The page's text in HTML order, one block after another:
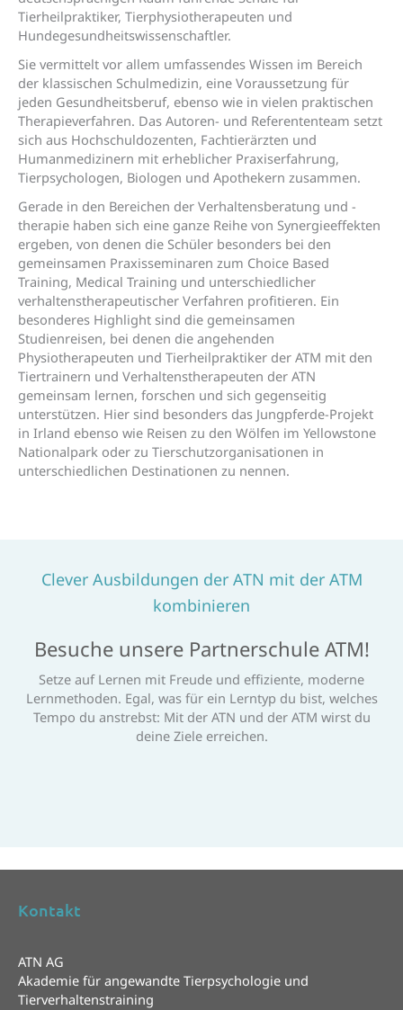
Tierheilpraktiker, Tierphysiotherapeuten und
Hundegesundheitswissenschaftler.
Sie vermittelt vor allem umfassendes Wissen im Bereich
der klassischen Schulmedizin, eine Voraussetzung für
jeden Gesundheitsberuf, ebenso wie in vielen praktischen
Therapieverfahren. Das Autoren- und Referententeam setzt
sich aus Hochschuldozenten, Fachtierärzten und
Humanmedizinern mit erheblicher Praxiserfahrung,
Tierpsychologen, Biologen und Apothekern zusammen.
Gerade in den Bereichen der Verhaltensberatung und -
therapie haben sich eine ganze Reihe von Synergieeffekten
ergeben, von denen die Schüler besonders bei den
gemeinsamen Praxisseminaren zum Choice Based
Training, Medical Training und unterschiedlicher
verhaltenstherapeutischer Verfahren profitieren. Ein
besonderes Highlight sind die gemeinsamen
Studienreisen, bei denen die angehenden
Physiotherapeuten und Tierheilpraktiker der ATM mit den
Tiertrainern und Verhaltenstherapeuten der ATN
gemeinsam lernen, forschen und sich gegenseitig
unterstützen. Hier sind besonders das Jungpferde-Projekt
in Irland ebenso wie Reisen zu den Wölfen im Yellowstone
Nationalpark oder zu Tierschutzorganisationen in
unterschiedlichen Destinationen zu nennen.
Clever Ausbildungen der ATN mit der ATM
kombinieren
Besuche unsere Partnerschule ATM!
Setze auf Lernen mit Freude und effiziente, moderne
Lernmethoden. Egal, was für ein Lerntyp du bist, welches
Tempo du anstrebst: Mit der ATN und der ATM wirst du
deine Ziele erreichen.
Kontakt
ATN AG
Akademie für angewandte Tierpsychologie und
Tierverhaltenstraining